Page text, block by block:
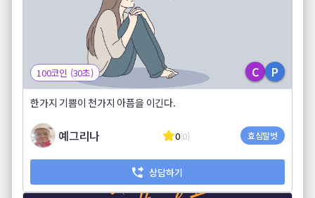
100코인 (30초) C P
한가지 기쁨이 천가지 아픔을 이긴다.
예그리나 0(0) 효심말벗
상담하기